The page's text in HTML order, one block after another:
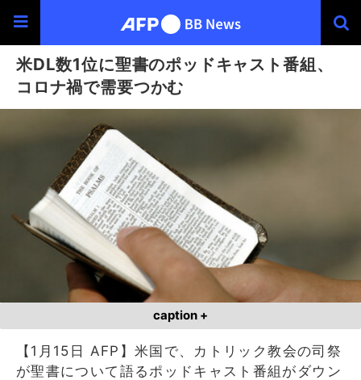
米DL数1位に聖書のポッドキャスト番組、
コロナ禍で需要つかむ
caption +
【1月15日 AFP】米国で、カトリック教会の司祭
が聖書について語るポッドキャスト番組がダウン